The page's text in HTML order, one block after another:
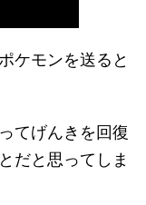
ケモンを送ると
てげんきを回復
だと思ってしま